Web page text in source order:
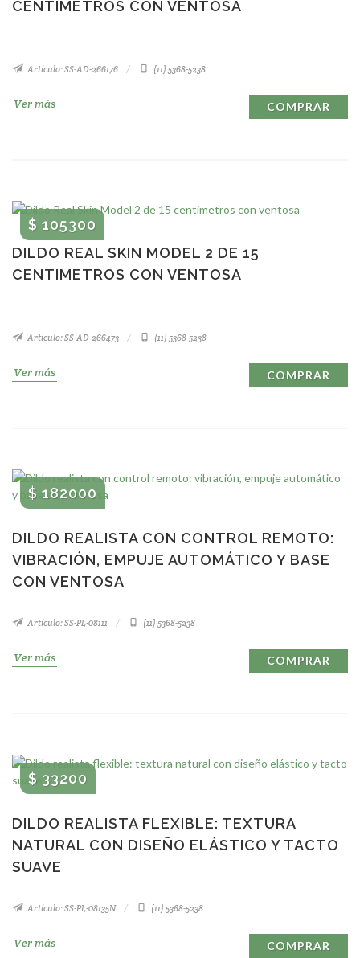
CENTIMETROS CON VENTOSA
Artículo: SS-AD-266176 (11) 5368-5238
Ver más COMPRAR
DILDO REAL SKIN MODEL 2 DE 15
CENTIMETROS CON VENTOSA
$ 105300
Artículo: SS-AD-266473 (11) 5368-5238
Ver más COMPRAR
DILDO REALISTA CON CONTROL REMOTO:
VIBRACIÓN, EMPUJE AUTOMÁTICO Y BASE
CON VENTOSA
$ 182000
Artículo: SS-PL-08111 (11) 5368-5238
Ver más COMPRAR
DILDO REALISTA FLEXIBLE: TEXTURA
NATURAL CON DISEÑO ELÁSTICO Y TACTO
SUAVE
$ 33200
Artículo: SS-PL-08135N (11) 5368-5238
Ver más COMPRAR